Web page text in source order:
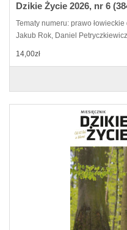
Dzikie Życie 2026, nr 6
Tematy numeru: prawo
Jakub Rok, Daniel Petryczkiewicz..
14,00zł